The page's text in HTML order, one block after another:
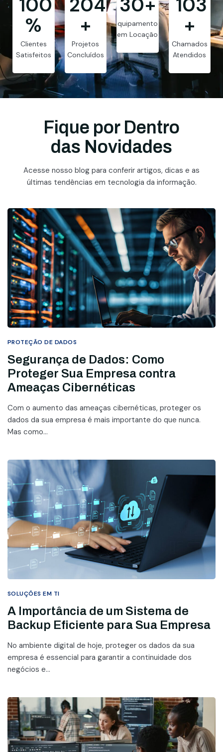
99.8
%
Clientes
Satisfeitos
205
+
Projetos
Concluídos
30+
Equipamentos
em Locação
103
+
Chamados
Atendidos
Fique por Dentro
das Novidades
Acesse nosso blog para conferir artigos, dicas e as
últimas tendências em tecnologia da informação.
PROTEÇÃO DE DADOS
Segurança de Dados: Como
Proteger Sua Empresa contra
Ameaças Cibernéticas
Com o aumento das ameaças cibernéticas, proteger os
dados da sua empresa é mais importante do que nunca.
Mas como...
SOLUÇÕES EM TI
A Importância de um Sistema de
Backup Eficiente para Sua Empresa
No ambiente digital de hoje, proteger os dados da sua
empresa é essencial para garantir a continuidade dos
negócios e...